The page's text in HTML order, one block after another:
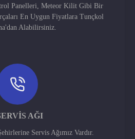
Panelleri, Meteor Kilit Gibi Bir
En Uygun Fiyatlara Tunçkol
Alabilirsiniz.
AĞI
Servis Ağımız Vardır.